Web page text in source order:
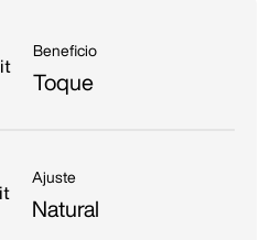
Beneficio
Toque
Ajuste
Natural